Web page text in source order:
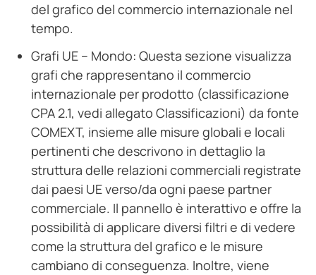
del grafico del commercio internazionale nel
tempo.
Grafi UE – Mondo: Questa sezione visualizza
grafi che rappresentano il commercio
internazionale per prodotto (classificazione
CPA 2.1, vedi allegato Classificazioni) da fonte
COMEXT, insieme alle misure globali e locali
pertinenti che descrivono in dettaglio la
struttura delle relazioni commerciali registrate
dai paesi UE verso/da ogni paese partner
commerciale. Il pannello è interattivo e offre la
possibilità di applicare diversi filtri e di vedere
come la struttura del grafico e le misure
cambiano di conseguenza. Inoltre, viene